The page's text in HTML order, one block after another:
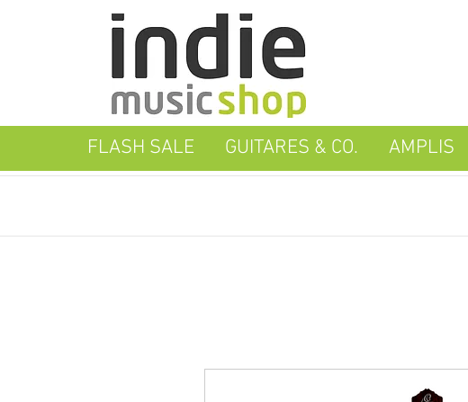
FLASH SALE GUITARES & CO. AMPLIS